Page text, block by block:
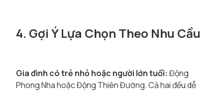
4. Gợi Ý Lựa Chọn Theo Nhu Cầu
Gia đình có trẻ nhỏ hoặc người lớn tuổi: Động
Phong Nha hoặc Động Thiên Đường. Cả hai đều dễ